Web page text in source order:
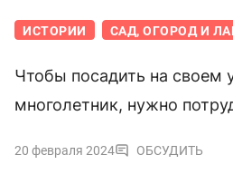
ИСТОРИИ САД, ОГОРОД И
Чтобы посадить на своем
многолетник, нужно
20 февраля 2024 ОБСУДИТЬ